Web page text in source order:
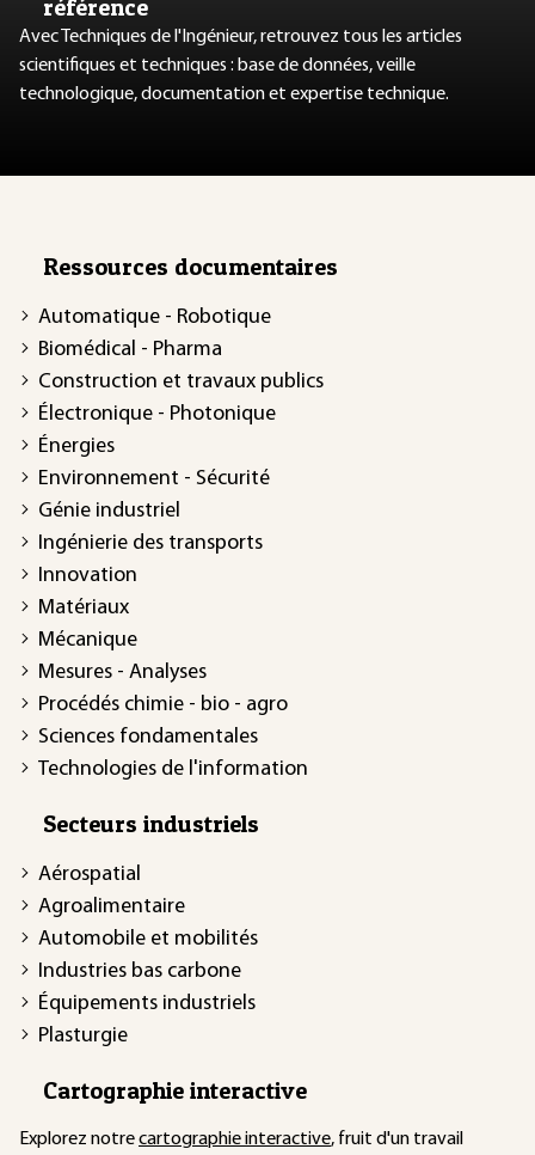
référence
Avec Techniques de l'Ingénieur, retrouvez tous les articles
scientifiques et techniques : base de données, veille
technologique, documentation et expertise technique.
Ressources documentaires
Automatique - Robotique
Biomédical - Pharma
Construction et travaux publics
Électronique - Photonique
Énergies
Environnement - Sécurité
Génie industriel
Ingénierie des transports
Innovation
Matériaux
Mécanique
Mesures - Analyses
Procédés chimie - bio - agro
Sciences fondamentales
Technologies de l'information
Secteurs industriels
Aérospatial
Agroalimentaire
Automobile et mobilités
Industries bas carbone
Équipements industriels
Plasturgie
Cartographie interactive
Explorez notrecartographie interactive, fruit d'un travail